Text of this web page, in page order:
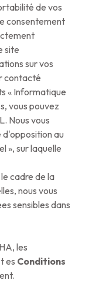
de vos
consentement
site
sur vos
contacté
« Informatique
vous pouvez
Nous vous
d'opposition au
», sur laquelle
cadre de la
nous vous
sensibles dans
les
es Conditions